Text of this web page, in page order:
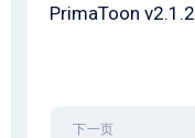
PrimaToon v2.1.2
下一页